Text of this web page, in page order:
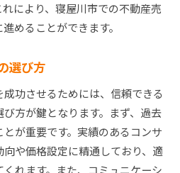
により、寝屋川市での不動産売
めることができます。
選び方
功させるためには、信頼できる
方が鍵となります。まず、過去
が重要です。実績のあるコンサ
や価格設定に精通しており、適
れます。また、コミュニケーシ